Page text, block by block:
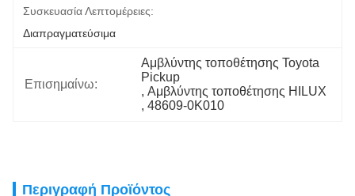
Συσκευασία Λεπτομέρειες:
Διαπραγματεύσιμα
Επισημαίνω:
Αμβλύντης τοποθέτησης Toyota
Pickup
, Αμβλύντης τοποθέτησης HILUX
, 48609-0K010
Περιγραφή Προϊόντος